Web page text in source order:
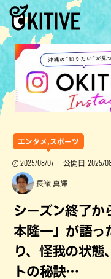
エンタメ,スポーツ
2025/08/07 公開日 2025/
長嶺 真輝
シーズン終了か
本隆一」が語っ
り、怪我の状態
トの秘訣…